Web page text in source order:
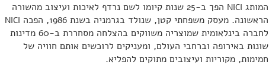
המותג NICI
הפך ב-25 שנות קיומו לשם נרדף לאיכות ועיצוב מהשורה
הראשונה. מעסק משפחתי קטן, שנולד בגרמניה בשנת 1986, הפכה
NICI
לחברה בינלאומית שמוצריה משווקים בהצלחה מסחררת ב-60 מדינות
שונות באירופה וברחבי העולם, ומעניקים לרוכשים אותם חוויה של
חמימות, מקוריות ועיצובים מתוקים להפליא.